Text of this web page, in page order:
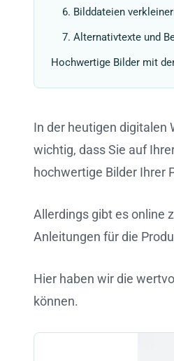
6. Bilddateien
7. Alternativtexte und
Hochwertige Bilder mit
In der heutigen digitalen
wichtig, dass Sie auf
hochwertige Bilder Ihrer
Allerdings gibt es online
Anleitungen für die
Hier haben wir die
können.